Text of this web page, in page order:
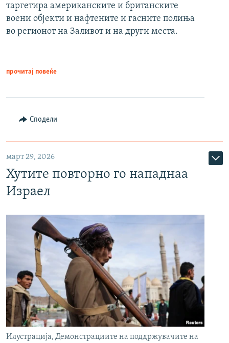
таргетира американските и британските
воени објекти и нафтените и гасните полиња
во регионот на Заливот и на други места.
прочитај повеќе
Сподели
март 29, 2026
Хутите повторно го нападнаа
Израел
Илустрација, Демонстрациите на поддржувачите на